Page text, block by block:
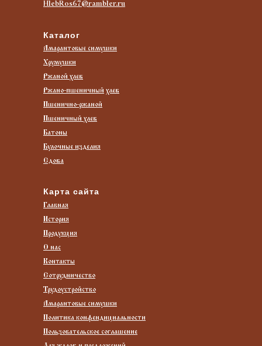
HlebRos67@rambler.ru
Каталог
Амарантовые симушки
Хрумушки
Ржаной хлеб
Ржано-пшеничный хлеб
Пшенично-ржаной
Пшеничный хлеб
Батоны
Булочные изделия
Сдоба
Карта сайта
Главная
История
Продукция
О нас
Контакты
Сотрудничество
Трудоустройство
Амарантовые симушки
Политика конфендициальности
Пользовательское соглашение